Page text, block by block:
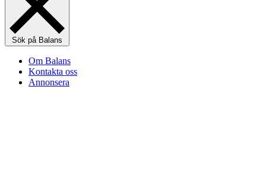
Sök på Balans
Om Balans
Kontakta oss
Annonsera